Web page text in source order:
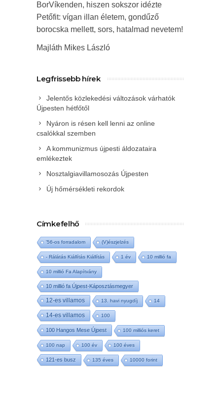
BorVíkenden, hiszen sokszor idézte
Petőfit: vígan illan életem, gondűző
borocska mellett, sors, hatalmad nevetem!
Majláth Mikes László
Legfrissebb hírek
Jelentős közlekedési változások várhatók
Újpesten hétfőtől
Nyáron is résen kell lenni az online
csalókkal szemben
A kommunizmus újpesti áldozataira
emlékeztek
Nosztalgiavillamosozás Újpesten
Új hőmérsékleti rekordok
Címkefelhő
'56-os forradalom (V)észjelzés
- Rálátás Kiállítás Kiállítás 1 év 10 millió fa
10 millió Fa Alapítvány
10 millió fa Újpest-Káposztásmegyer
12-es villamos 13. havi nyugdíj 14
14-es villamos 100
100 Hangos Mese Újpest 100 milliós keret
100 nap 100 év 100 éves
121-es busz 135 éves 10000 forint